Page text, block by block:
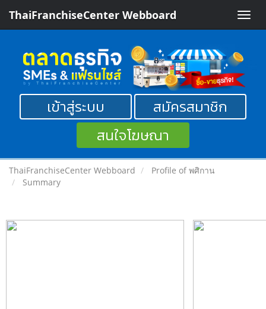
Toggle
ThaiFranchiseCenter Webboard
เข้าสู่ระบบ
สมัครสมาชิก
สนใจโฆษณา
ThaiFranchiseCenter Webboard
Profile of พศิกาน
Summary